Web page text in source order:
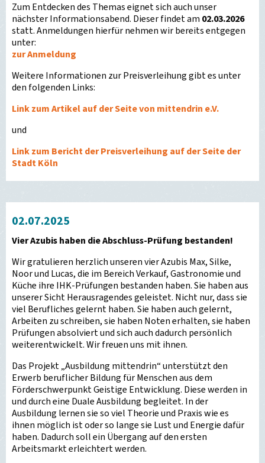
Zum Entdecken des Themas eignet sich auch unser
nächster Informationsabend. Dieser findet am 02.03.2026
statt. Anmeldungen hierfür nehmen wir bereits entgegen
unter:
zur Anmeldung
Weitere Informationen zur Preisverleihung gibt es unter
den folgenden Links:
Link zum Artikel auf der Seite von mittendrin e.V.
und
Link zum Bericht der Preisverleihung auf der Seite der
Stadt Köln
02.07.2025
Vier Azubis haben die Abschluss-Prüfung bestanden!
Wir gratulieren herzlich unseren vier Azubis Max, Silke,
Noor und Lucas, die im Bereich Verkauf, Gastronomie und
Küche ihre IHK-Prüfungen bestanden haben. Sie haben aus
unserer Sicht Herausragendes geleistet. Nicht nur, dass sie
viel Berufliches gelernt haben. Sie haben auch gelernt,
Arbeiten zu schreiben, sie haben Noten erhalten, sie haben
Prüfungen absolviert und sich auch dadurch persönlich
weiterentwickelt. Wir freuen uns mit ihnen.
Das Projekt „Ausbildung mittendrin“ unterstützt den
Erwerb beruflicher Bildung für Menschen aus dem
Förderschwerpunkt Geistige Entwicklung. Diese werden in
und durch eine Duale Ausbildung begleitet. In der
Ausbildung lernen sie so viel Theorie und Praxis wie es
ihnen möglich ist oder so lange sie Lust und Energie dafür
haben. Dadurch soll ein Übergang auf den ersten
Arbeitsmarkt erleichtert werden.